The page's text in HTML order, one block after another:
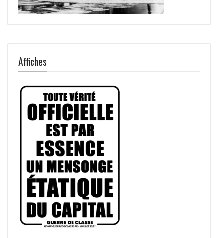
Affiches